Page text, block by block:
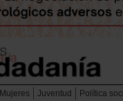
Mujeres Juventud Política